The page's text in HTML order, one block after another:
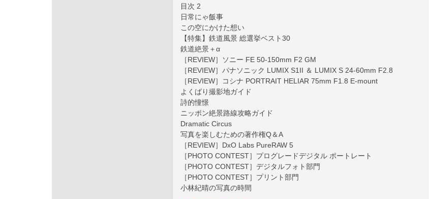
目次 2
日常にゃ飯事
この空にかけた想い
【特集】鉄道風景 総選挙ベスト30
鉄道絶景＋α
［REVIEW］ソニー FE 50-150mm F2 GM
［REVIEW］パナソニック LUMIX S1II ＆ LUMIX S 24-60mm F2.8
［REVIEW］コシナ PORTRAIT HELIAR 75mm F1.8 E-mount
よくばり撮影地ガイド
詩的憧憬
ニッポン絶景路線攻略ガイド
Dramatic Circus
写真を楽しむための著作権Q＆A
［REVIEW］DxO Labs PureRAW 5
［PHOTO CONTEST］プログレードデジタル ポートレート
［PHOTO CONTEST］デジタルフォト部門
［PHOTO CONTEST］プリント部門
小林紀晴の写真の時間